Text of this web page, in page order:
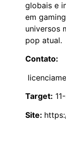
globais e
emgaming
universos
popatual.
Contato:
Target:
Site: